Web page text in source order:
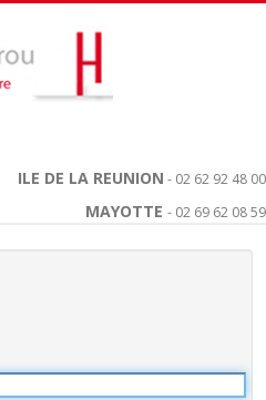
ILE DE LA REUNION - 02 62 92 48 00
MAYOTTE - 02 69 62 08 59